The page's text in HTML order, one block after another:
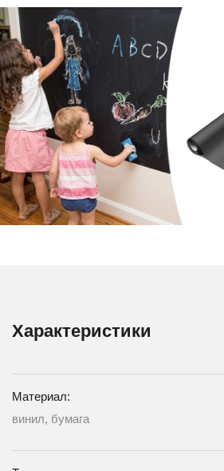
Характеристики
Материал:
винил, бумага